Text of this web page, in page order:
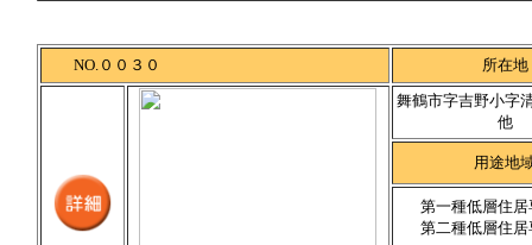
NO.００３０
所在地
舞鶴市字吉野小字
他
用途地
第一種低層住居
第二種低層住居